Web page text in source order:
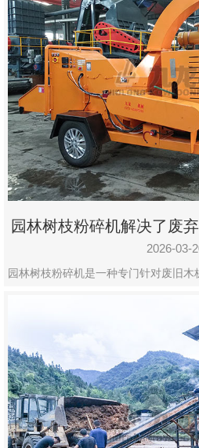
园林树枝粉碎机解决了废
利用
2026-03-
园林树枝粉碎机是一种专门针对废旧木